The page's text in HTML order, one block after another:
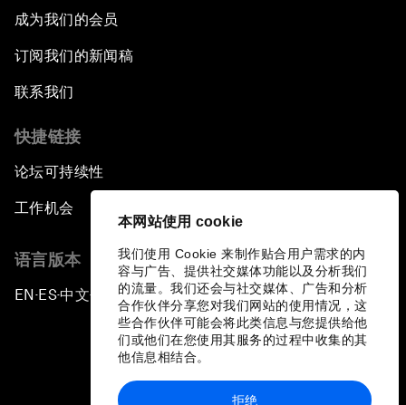
本网站使用 cookie
我们使用 Cookie 来制作贴合用户需求的内
容与广告、提供社交媒体功能以及分析我们
的流量。我们还会与社交媒体、广告和分析
合作伙伴分享您对我们网站的使用情况，这
些合作伙伴可能会将此类信息与您提供给他
们或他们在您使用其服务的过程中收集的其
他信息相结合。
拒绝
成为我们的会员
订阅我们的新闻稿
联系我们
快捷链接
论坛可持续性
工作机会
语言版本
EN ▪ES▪中文▪ 日本語